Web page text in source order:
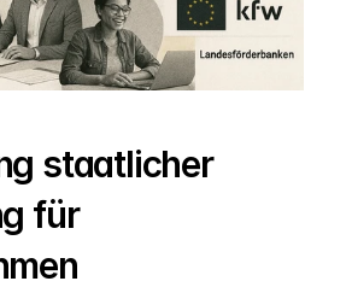
staatlicher
für